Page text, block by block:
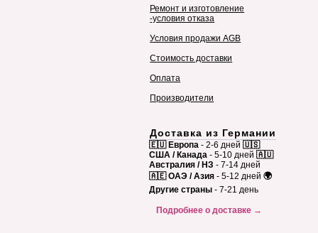
Ремонт и изготовление
-условия отказа
Условия продажи AGB
Стоимость доставки
Оплата
Производители
Доставка из Германии
🇪🇺 Европа - 2-6 дней 🇺🇸
США / Канада - 5-10 дней 🇦🇺
Австралия / НЗ - 7-14 дней
🇦🇪 ОАЭ / Азия - 5-12 дней 🌍
Другие страны - 7-21 день
Подробнее о доставке →